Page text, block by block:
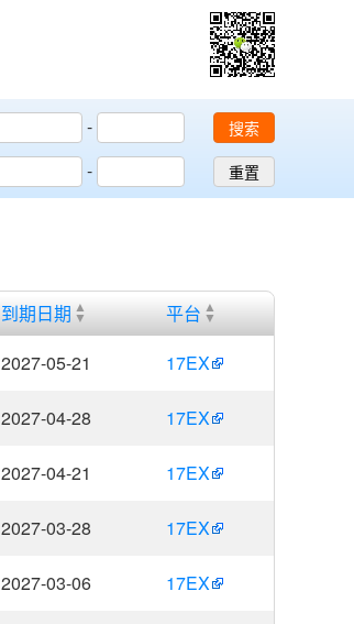
-
-
搜索
重置
到期日期 平台
2027-05-21 17EX
2027-04-28 17EX
2027-04-21 17EX
2027-03-28 17EX
2027-03-06 17EX